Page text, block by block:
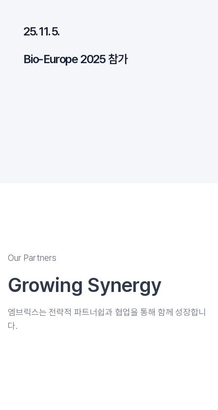
25. 11. 5.
Bio-Europe 2025 참가
Our Partners
Growing Synergy
​엠브릭스는 전략적 파트너쉽과 협업을 통해 함께 성장합니
다.